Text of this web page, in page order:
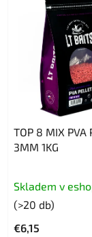
TOP 8 MIX PVA PELETKY
3MM 1KG
Skladem v
(>20 db)
€6,15